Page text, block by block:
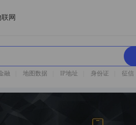
网
融 地图数据 IP地址 身份证 征信